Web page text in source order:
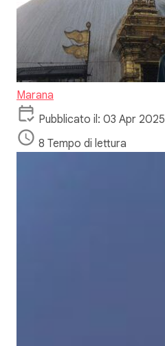
Marana
Pubblicato il: 03 Apr 2025
8 Tempo di lettura